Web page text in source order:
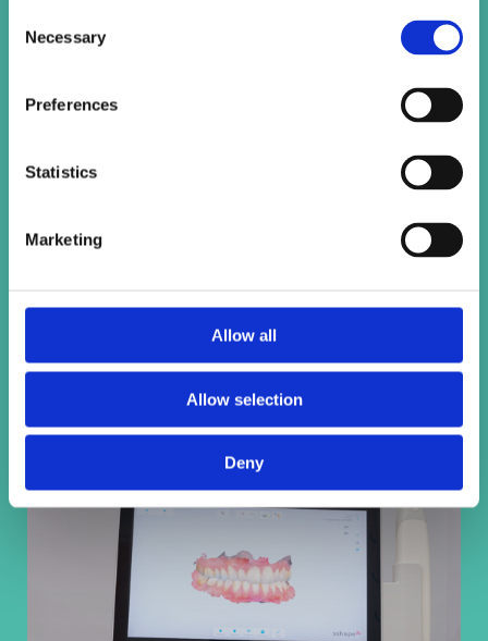
Selection
Necessary
Preferences
Statistics
Marketing
Allow all
Allow selection
Deny
συγκριτικών μελετών- ασύρματο
ενδοστοματικό scanner 3Shape – Trios.
οδοντοστοιχία χωρίς τη χρήση
συστήματα από διαφανείς νάρθηκες.
όψεις πορσελάνης και ρητίνης.